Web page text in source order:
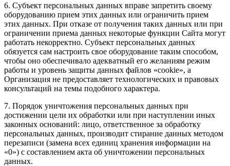
6. Субъект персональных данных вправе запретить своему
оборудованию прием этих данных или ограничить прием
этих данных. При отказе от получения таких данных или при
ограничении приема данных некоторые функции Сайта могут
работать некорректно. Субъект персональных данных
обязуется сам настроить свое оборудование таким способом,
чтобы оно обеспечивало адекватный его желаниям режим
работы и уровень защиты данных файлов «cookie», а
Организация не предоставляет технологических и правовых
консультаций на темы подобного характера.
7. Порядок уничтожения персональных данных при
достижении цели их обработки или при наступлении иных
законных оснований: лицо, ответственное за обработку
персональных данных, производит стирание данных методом
перезаписи (замена всех единиц хранения информации на
«0») с составлением акта об уничтожении персональных
данных.